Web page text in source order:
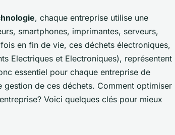
, chaque entreprise utilise une
smartphones, imprimantes, serveurs,
en fin de vie, ces déchets électroniques,
Electriques et Electroniques), représentent
essentiel pour chaque entreprise de
gestion de ces déchets. Comment optimiser
Voici quelques clés pour mieux